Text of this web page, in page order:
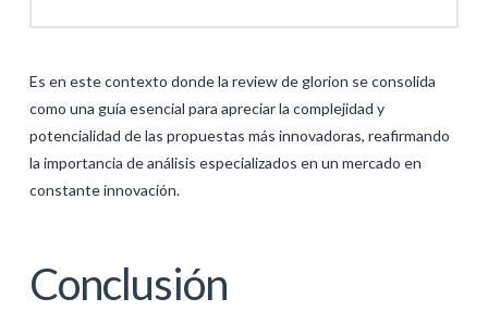
Es en este contexto donde la review de glorion se consolida
como una guía esencial para apreciar la complejidad y
potencialidad de las propuestas más innovadoras, reafirmando
la importancia de análisis especializados en un mercado en
constante innovación.
Conclusión